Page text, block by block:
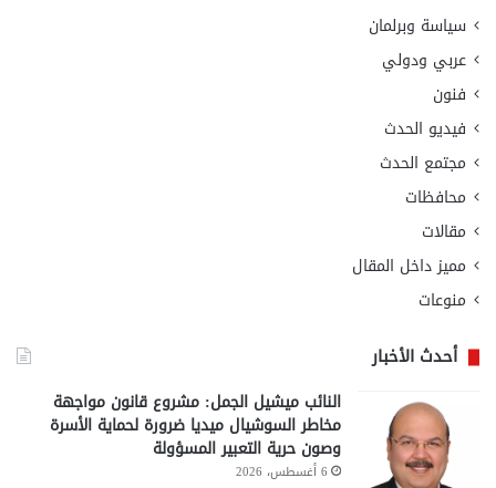
سياسة وبرلمان
عربي ودولي
فنون
فيديو الحدث
مجتمع الحدث
محافظات
مقالات
مميز داخل المقال
منوعات
أحدث الأخبار
النائب ميشيل الجمل: مشروع قانون مواجهة
مخاطر السوشيال ميديا ضرورة لحماية الأسرة
وصون حرية التعبير المسؤولة
6 أغسطس، 2026